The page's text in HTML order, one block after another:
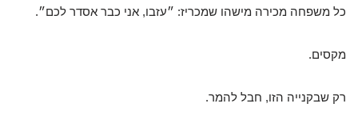
כל משפחה מכירה מישהו שמכריז: ״עזבו, אני כבר אסדר לכם״.
מקסים.
רק שבקנייה הזו, חבל להמר.